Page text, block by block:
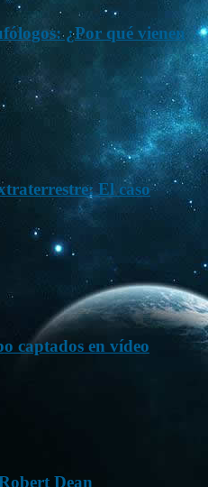
¿Por qué vienen
El caso
captados en vídeo
Dean